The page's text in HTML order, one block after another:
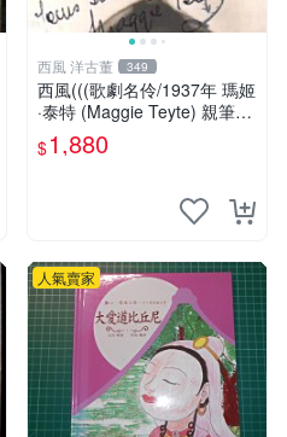
西風 洋古董 349
西風(((歌劇名伶/1937年 瑪姬
·泰特 (Maggie Teyte) 親筆簽
名 明信片 )))
$1,880
人氣賣家